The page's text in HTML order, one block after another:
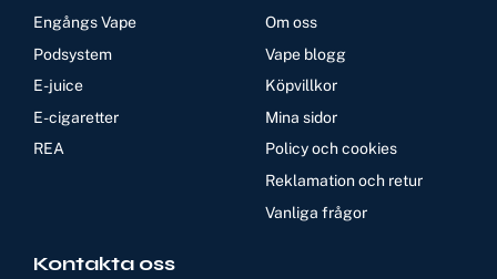
Engångs Vape
Podsystem
E-juice
E-cigaretter
REA
Om oss
Vape blogg
Köpvillkor
Mina sidor
Policy och cookies
Reklamation och retur
Vanliga frågor
Kontakta oss